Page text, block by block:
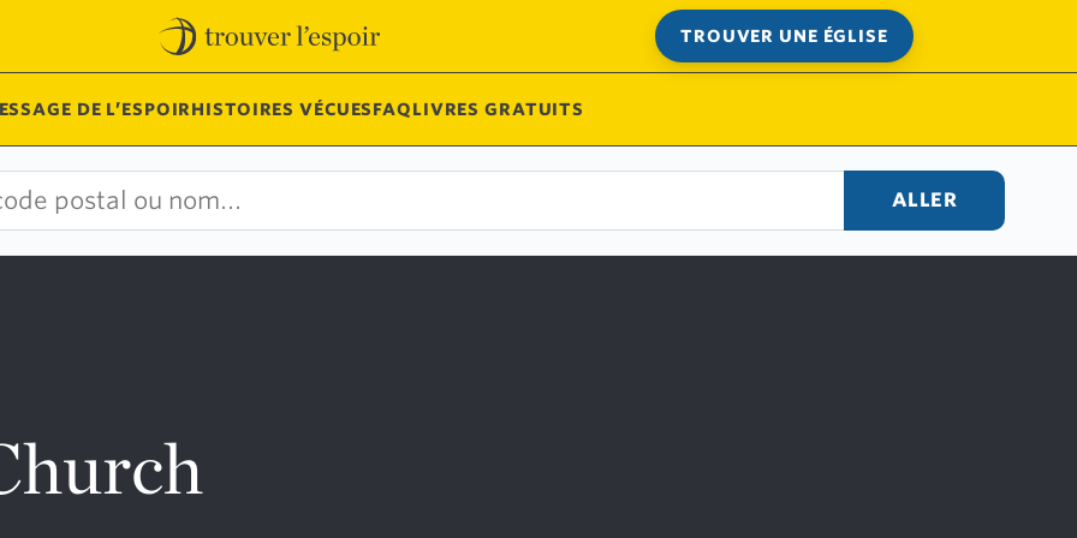
TROUVER UNE ÉGLISE
DE L’ESPOIRHISTOIRES VÉCUESFAQLIVRES GRATUITS
ALLER